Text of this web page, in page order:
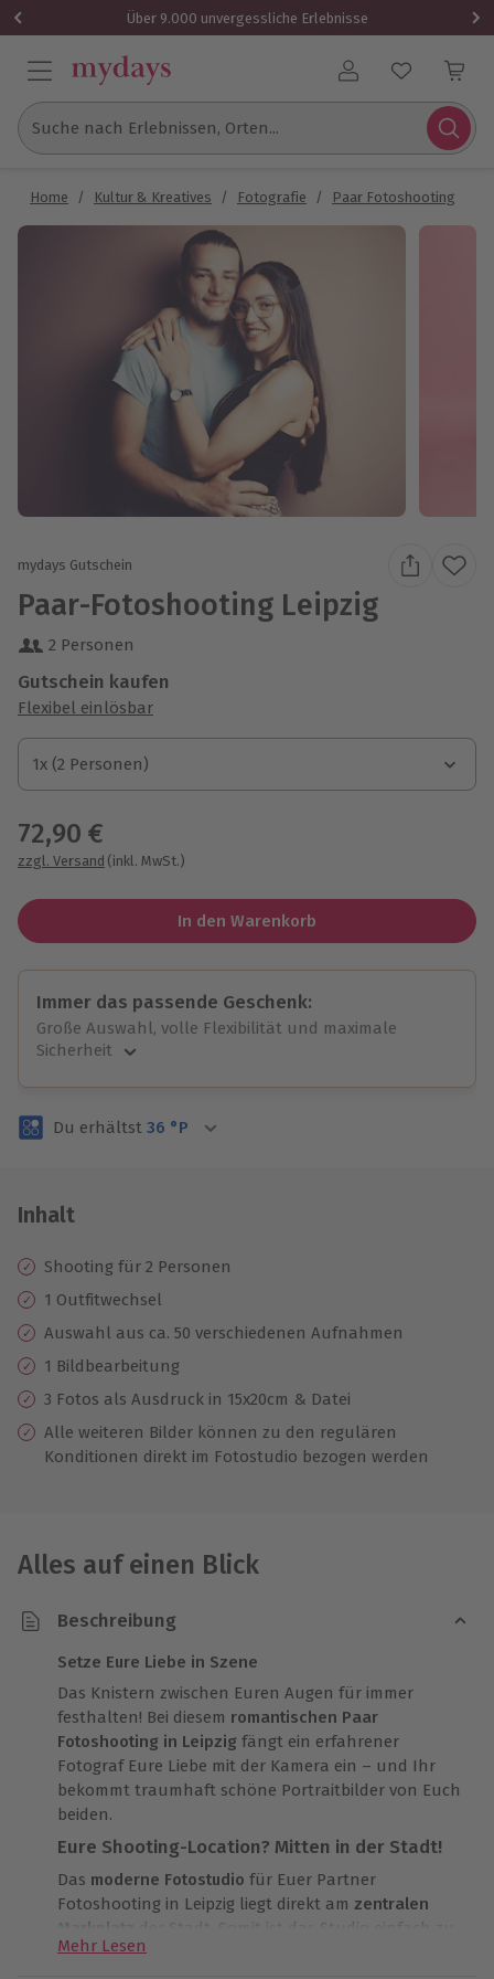
Über 9.000 unvergessliche Erlebnisse
Benutzerkonto
Suche nach Erlebnissen, Orten...
Home / Kultur & Kreatives / Fotografie / Paar Fotoshooting
mydays Gutschein
Paar-Fotoshooting Leipzig
2 Personen
Gutschein kaufen
Flexibel einlösbar
1x (2 Personen)
1x (2 Personen)
1x (2 Personen)
72,90 €
zzgl. Versand (inkl. MwSt.)
In den Warenkorb
Immer das passende Geschenk:
Große Auswahl, volle Flexibilität und maximale
Sicherheit
Volle Flexibilität
3 Jahre gültig & verlängerbar.
Du erhältst 36 °P
Inhalt
Shooting für 2 Personen
1 Outfitwechsel
Auswahl aus ca. 50 verschiedenen Aufnahmen
1 Bildbearbeitung
3 Fotos als Ausdruck in 15x20cm & Datei
Alle weiteren Bilder können zu den regulären
Konditionen direkt im Fotostudio bezogen werden
Alles auf einen Blick
Beschreibung
Setze Eure Liebe in Szene
Das Knistern zwischen Euren Augen für immer
festhalten! Bei diesem romantischen Paar
Fotoshooting in Leipzig fängt ein erfahrener
Fotograf Eure Liebe mit der Kamera ein – und Ihr
bekommt traumhaft schöne Portraitbilder von Euch
beiden.
Eure Shooting-Location? Mitten in der Stadt!
Das moderne Fotostudio für Euer Partner
Fotoshooting in Leipzig liegt direkt am zentralen
Markplatz
der Stadt. Somit ist das Studio einfach zu
erreichen und das Shooting lässt sich problemlos
Mehr Lesen